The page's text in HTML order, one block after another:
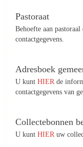
Pastoraat
Behoefte aan
contactgegevens.
Adresboek
U kunt HIER de
contactgegevens van
Collectebonnen
U kunt HIER uw